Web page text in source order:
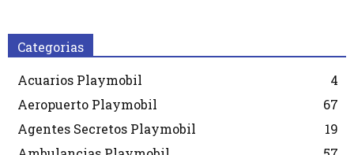
Categorias
Acuarios Playmobil
4
Aeropuerto Playmobil
67
Agentes Secretos Playmobil
19